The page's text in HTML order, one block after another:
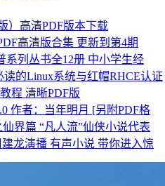
）高清PDF版本下载
高清版合集 更新到第4期
系列丛书全12册 中小学生经
读的Linux系统与红帽RHCE认证
程 清晰PDF版
作者：当年明月 [另附PDF格
界篇 “凡人流”仙侠小说代表
龙演播 有声小说 带你进入惊